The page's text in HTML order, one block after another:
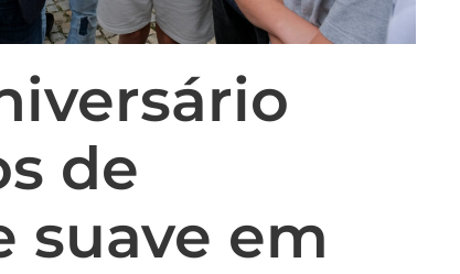
de
suave em